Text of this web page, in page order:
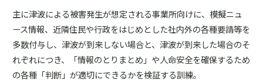
主に津波による被害発生が想定される事業所向けに、模擬ニュ
ース情報、近隣住民や行政をはじめとした社内外の各種要請等を
多数付与し、津波が到来しない場合と、津波が到来した場合のそ
れぞれにつき、「情報のとりまとめ」や人命安全を確保するため
の各種「判断」が適切にできるかを検証する訓練。